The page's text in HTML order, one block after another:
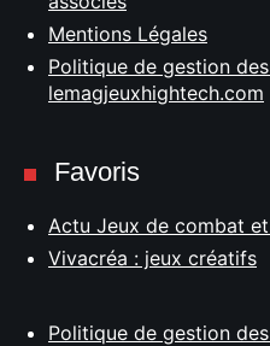
Mentions Légales
Politique de gestion
lemagjeuxhightech.com
Favoris
Actu Jeux de combat
Vivacréa : jeux créatifs
Politique de gestion